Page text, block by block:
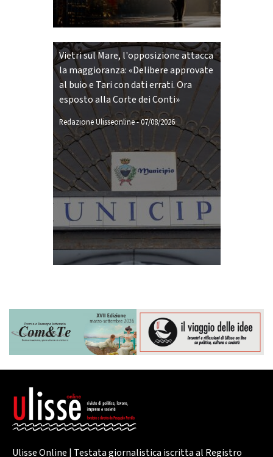
Vietri sul Mare, l'opposizione attacca
la maggioranza: «Delibere approvate
al buio e Tari con dati errati. Ora
esposto alla Corte dei Conti»
Redazione Ulisseonline-07/08/2026
Ulisse Online | Testata giornalistica iscritta al Registro